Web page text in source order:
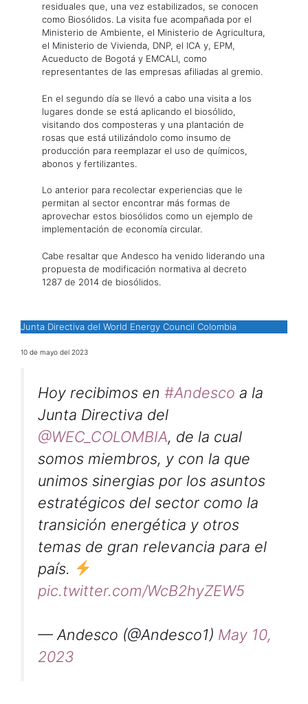
residuales que, una vez estabilizados, se conocen
como Biosólidos. La visita fue acompañada por el
Ministerio de Ambiente, el Ministerio de Agricultura,
el Ministerio de Vivienda, DNP, el ICA y, EPM,
Acueducto de Bogotá y EMCALI, como
representantes de las empresas afiliadas al gremio.
En el segundo día se llevó a cabo una visita a los
lugares donde se está aplicando el biosólido,
visitando dos composteras y una plantación de
rosas que está utilizándolo como insumo de
producción para reemplazar el uso de químicos,
abonos y fertilizantes.
Lo anterior para recolectar experiencias que le
permitan al sector encontrar más formas de
aprovechar estos biosólidos como un ejemplo de
implementación de economía circular.
Cabe resaltar que Andesco ha venido liderando una
propuesta de modificación normativa al decreto
1287 de 2014 de biosólidos.
Junta Directiva del World Energy Council Colombia
10 de mayo del 2023
Hoy recibimos en #Andesco a la
Junta Directiva del
@WEC_COLOMBIA, de la cual
somos miembros, y con la que
unimos sinergias por los asuntos
estratégicos del sector como la
transición energética y otros
temas de gran relevancia para el
país.
pic.twitter.com/WcB2hyZEW5
— Andesco (@Andesco1) May 10,
2023